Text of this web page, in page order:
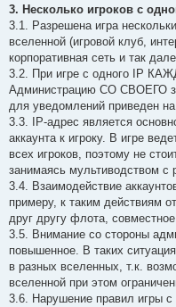
3. Несколько игроков с
3.1. Разрешена игра
вселенной (игровой клуб,
корпоративная сеть и так
3.2. При игре с одного IP
Администрацию СО СВОЕГО
для уведомлений приведен
3.3. IP-адрес является
аккаунта к игроку. В игре
всех игроков, поэтому не
занимаясь мультиводством с
3.4. Взаимодействие
примеру, к таким действиям
друг другу флота,
3.5. Внимание со стороны
повышенное. В таких
в разных вселенных, т.к.
вселенной при этом
3.6. Нарушение правил игры с